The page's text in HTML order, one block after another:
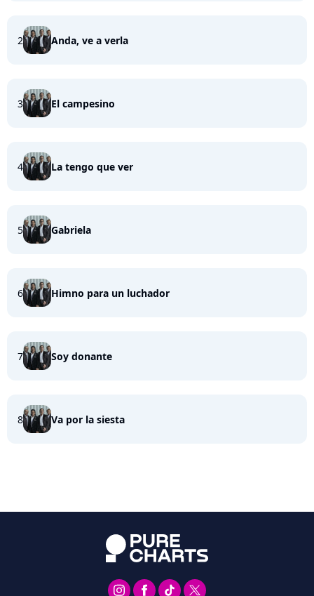
2 Anda, ve a verla
3 El campesino
4 La tengo que ver
5 Gabriela
6 Himno para un luchador
7 Soy donante
8 Va por la siesta